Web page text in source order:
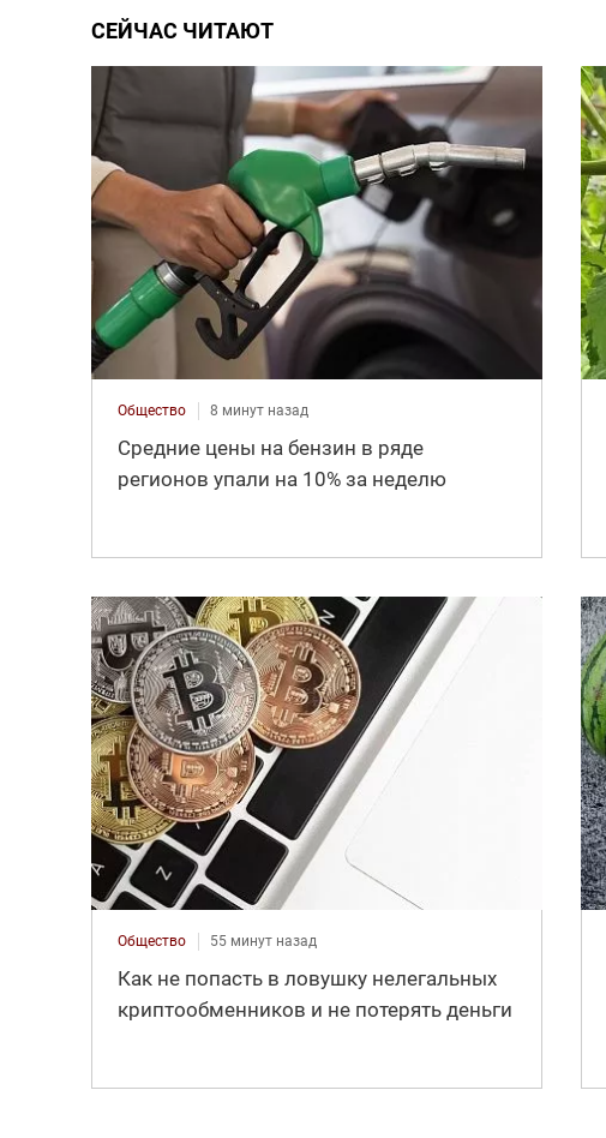
СЕЙЧАС ЧИТАЮТ
Общество 8 минут назад
Средние цены на бензин в ряде
регионов упали на 10% за неделю
Общество 55 минут назад
Как не попасть в ловушку нелегальных
криптообменников и не потерять деньги